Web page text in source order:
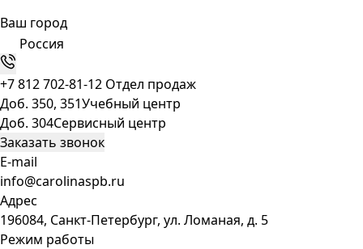
Ваш город
Россия
+7 812 702-81-12 Отдел продаж
Доб. 350, 351Учебный центр
Доб. 304Сервисный центр
Заказать звонок
E-mail
info@carolinaspb.ru
Адрес
196084, Санкт-Петербург, ул. Ломаная, д. 5
Режим работы